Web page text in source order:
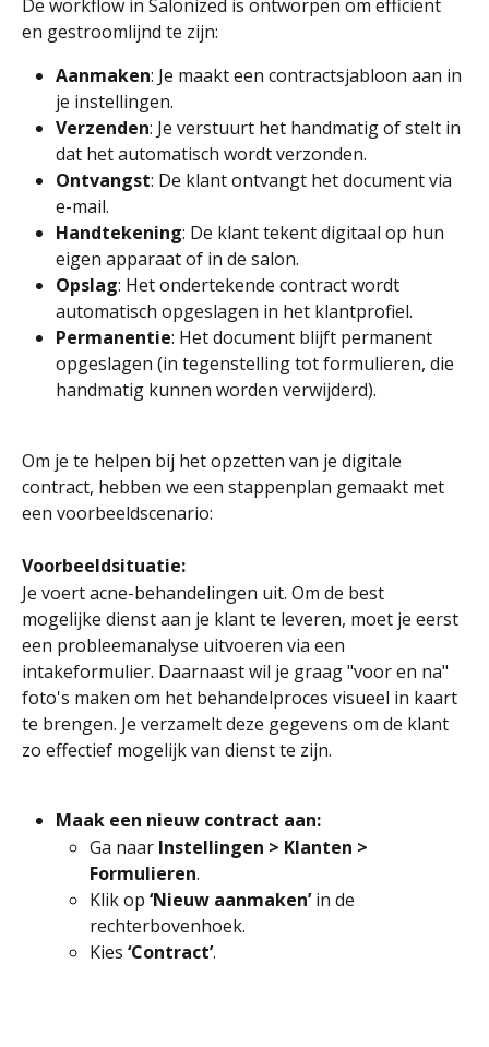
De workflow in Salonized is ontworpen om efficiënt
en gestroomlijnd te zijn:
Aanmaken: Je maakt een contractsjabloon aan in
je instellingen.
Verzenden: Je verstuurt het handmatig of stelt in
dat het automatisch wordt verzonden.
Ontvangst: De klant ontvangt het document via
e-mail.
Handtekening: De klant tekent digitaal op hun
eigen apparaat of in de salon.
Opslag: Het ondertekende contract wordt
automatisch opgeslagen in het klantprofiel.
Permanentie: Het document blijft permanent
opgeslagen (in tegenstelling tot formulieren, die
handmatig kunnen worden verwijderd).
Om je te helpen bij het opzetten van je digitale
contract, hebben we een stappenplan gemaakt met
een voorbeeldscenario:
Voorbeeldsituatie:
Je voert acne-behandelingen uit. Om de best
mogelijke dienst aan je klant te leveren, moet je eerst
een probleemanalyse uitvoeren via een
intakeformulier. Daarnaast wil je graag "voor en na"
foto's maken om het behandelproces visueel in kaart
te brengen. Je verzamelt deze gegevens om de klant
zo effectief mogelijk van dienst te zijn.
Maak een nieuw contract aan:
Ga naar Instellingen > Klanten >
Formulieren.
Klik op ‘Nieuw aanmaken’ in de
rechterbovenhoek.
Kies ‘Contract’.